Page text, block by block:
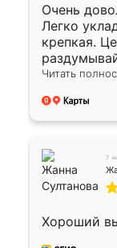
Очень
Легко
крепкая.
двор!
Читать
7
Хороший